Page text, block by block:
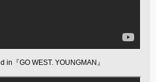
in『GO WEST. YOUNGMAN』